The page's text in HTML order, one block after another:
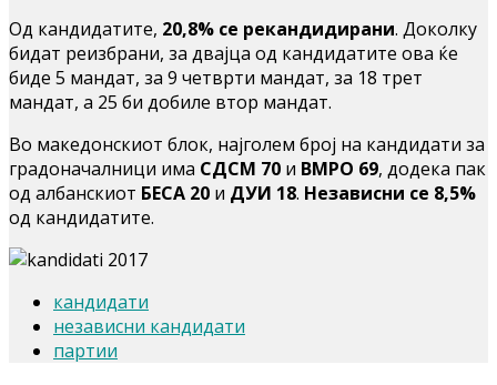
Од кандидатите, 20,8% се рекандидирани. Доколку
бидат реизбрани, за двајца од кандидатите ова ќе
биде 5 мандат, за 9 четврти мандат, за 18 трет
мандат, а 25 би добиле втор мандат.
Во македонскиот блок, најголем број на кандидати за
градоначалници има СДСМ 70 и ВМРО 69, додека пак
од албанскиот БЕСА 20 и ДУИ 18. Независни се 8,5%
од кандидатите.
кандидати
независни кандидати
партии